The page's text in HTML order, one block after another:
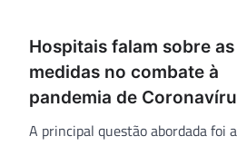
Hospitais falam sobre as
medidas no combate à
pandemia de
A principal questão abordada foi